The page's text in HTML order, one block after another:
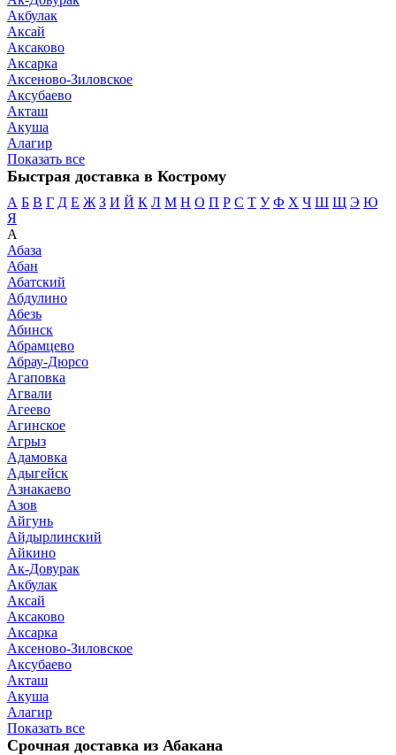
Акбулак
Аксай
Аксаково
Аксарка
Аксеново-Зиловское
Аксубаево
Акташ
Акуша
Алагир
Показать все
Быстрая доставка в Кострому
А Б В Г Д Е Ж З И Й К Л М Н О П Р С Т У Ф Х Ч Ш Щ Э Ю
Я
А
Абаза
Абан
Абатский
Абдулино
Абезь
Абинск
Абрамцево
Абрау-Дюрсо
Агаповка
Агвали
Агеево
Агинское
Агрыз
Адамовка
Адыгейск
Азнакаево
Азов
Айгунь
Айдырлинский
Айкино
Ак-Довурак
Акбулак
Аксай
Аксаково
Аксарка
Аксеново-Зиловское
Аксубаево
Акташ
Акуша
Алагир
Показать все
Срочная доставка из Абакана